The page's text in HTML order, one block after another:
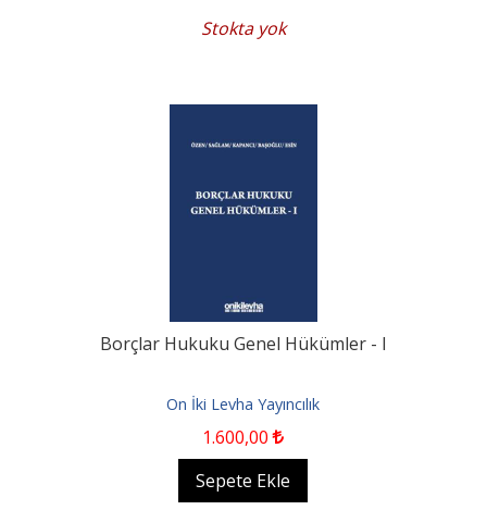
Stokta yok
Borçlar Hukuku Genel Hükümler - I
On İki Levha Yayıncılık
1.600,00
Sepete Ekle